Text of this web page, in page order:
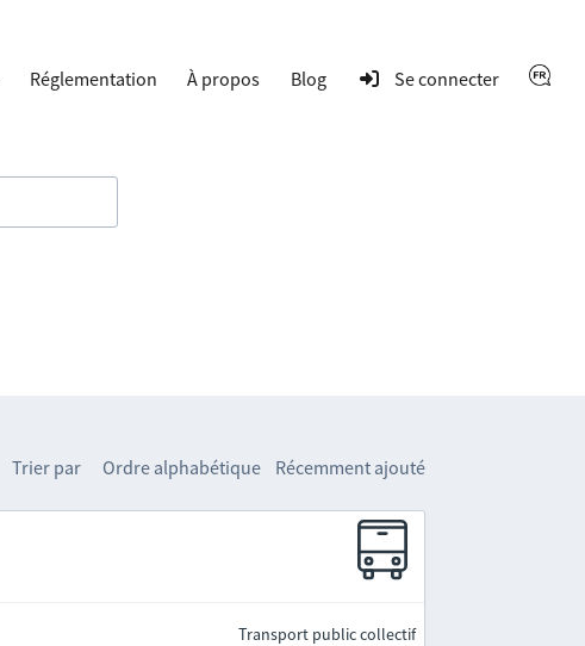
Réglementation À propos Blog Se connecter
Trier par Ordre alphabétique Récemment ajouté
Transport public collectif